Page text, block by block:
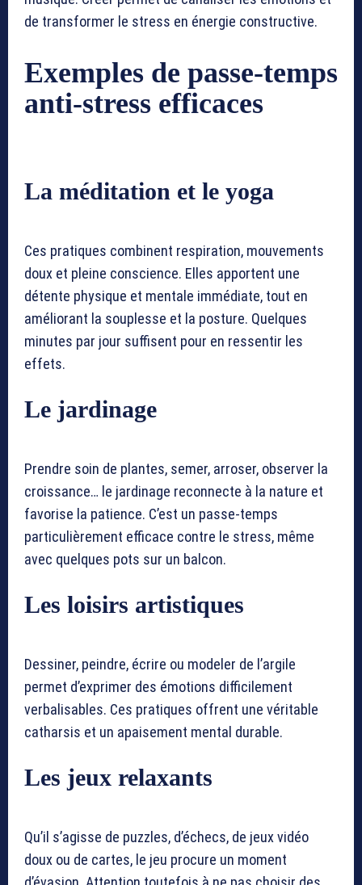
de transformer le stress en énergie constructive.
Exemples de passe-temps
anti-stress efficaces
La méditation et le yoga
Ces pratiques combinent respiration, mouvements
doux et pleine conscience. Elles apportent une
détente physique et mentale immédiate, tout en
améliorant la souplesse et la posture. Quelques
minutes par jour suffisent pour en ressentir les
effets.
Le jardinage
Prendre soin de plantes, semer, arroser, observer la
croissance… le jardinage reconnecte à la nature et
favorise la patience. C’est un passe-temps
particulièrement efficace contre le stress, même
avec quelques pots sur un balcon.
Les loisirs artistiques
Dessiner, peindre, écrire ou modeler de l’argile
permet d’exprimer des émotions difficilement
verbalisables. Ces pratiques offrent une véritable
catharsis et un apaisement mental durable.
Les jeux relaxants
Qu’il s’agisse de puzzles, d’échecs, de jeux vidéo
doux ou de cartes, le jeu procure un moment